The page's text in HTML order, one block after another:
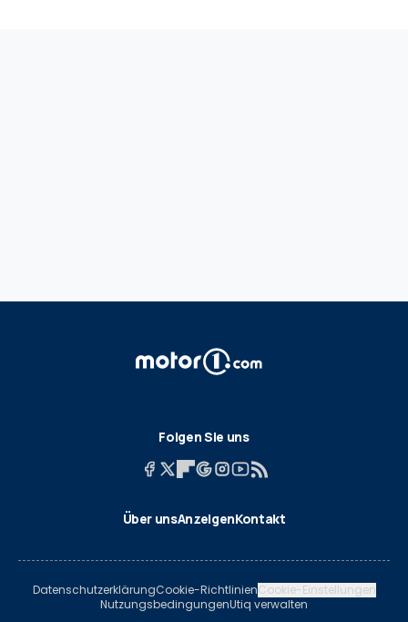
Folgen Sie uns
Über unsAnzeigenKontakt
DatenschutzerklärungCookie-RichtlinienCookie-Einstellungen
NutzungsbedingungenUtiq verwalten